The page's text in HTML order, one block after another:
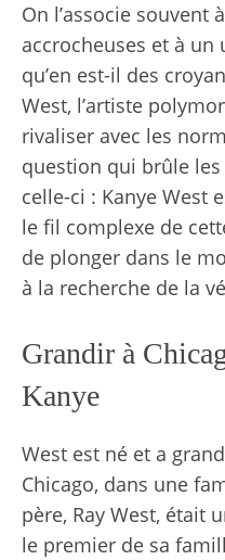
On l’associe souvent
accrocheuses et à
qu’en est-il des
West, l’artiste
rivaliser avec les
question qui brûle
celle-ci : Kanye West
le fil complexe de
de plonger dans le
à la recherche de la
Grandir à
Kanye
West est né et a
Chicago, dans une
père, Ray West, était
le premier de sa